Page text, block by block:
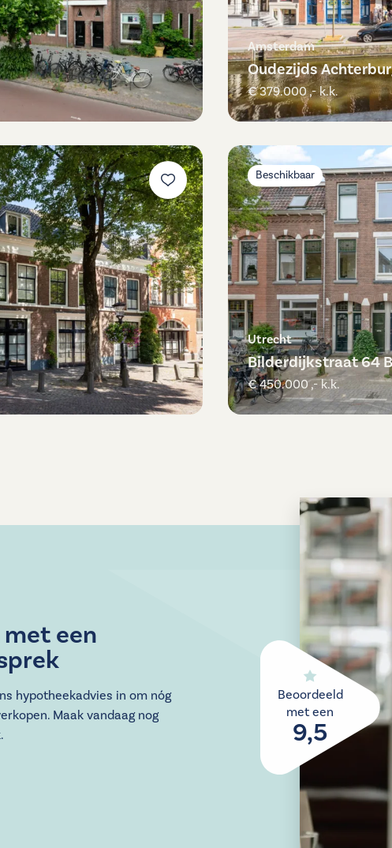
Amsterdam
Oudezijds
€ 379.000 ,- k.k.
Beschikbaar
Utrecht
Bilderdijkstraat 64
€ 450.000 ,- k.k.
Beoordeeld
met een
9,5
een
hypotheekadvies in om nóg
Maak vandaag nog